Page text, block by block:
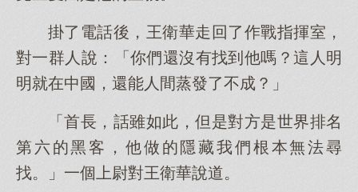
掛了電話後，王衛華走回了作戰指揮室，
對一群人說：「你們還沒有找到他嗎？這人明
明就在中國，還能人間蒸發了不成？」
「首長，話雖如此，但是對方是世界排名
第六的黑客，他做的隱藏我們根本無法尋
找。」一個上尉對王衛華說道。